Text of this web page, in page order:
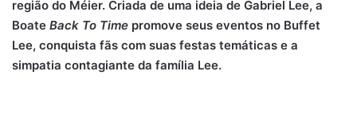
região do Méier. Criada de uma ideia de Gabriel Lee, a
Boate Back To Time promove seus eventos no Buffet
Lee, conquista fãs com suas festas temáticas e a
simpatia contagiante da família Lee.